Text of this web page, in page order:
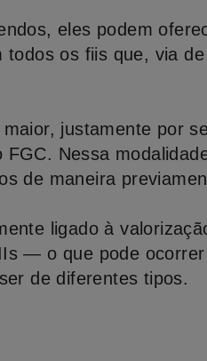
eles podem
os fiis que, via
justamente por
Nessa
de maneira
ligado à
— o que pode
de diferentes tipos.